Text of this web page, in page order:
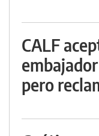
CALF
pero